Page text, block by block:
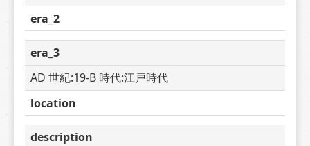
era_2
era_3
AD 世紀:19-B 時代:江戸時代
location
description